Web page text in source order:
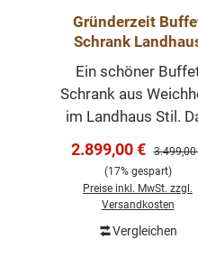
Gründerzeit
Schrank
Küchenschrank
Massivholz
Ein schöner
Schrank aus
im Landhaus Stil.
zweifarbig. Mit
Schubladen. Dieses
schöne Einzelstück
von Hand gestrichen
Verkaufspreis:
2.899,00 € Regulärer
3.499,00
(17% gespart)
Preise inkl. MwSt. zzgl.
Versandkosten
Vergleichen
In den